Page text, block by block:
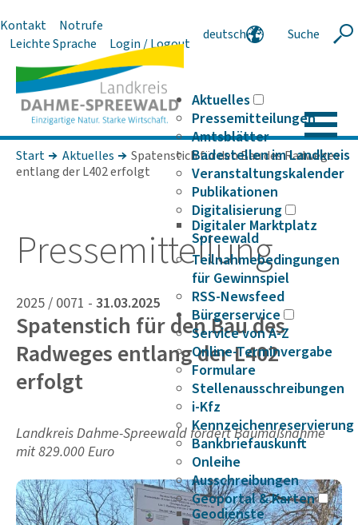
Kontakt
Notrufe
Leichte Sprache
Login / Logout
deutsch
Suche
Aktuelles
Pressemitteilungen
Amtsblätter
Badestellen im Landkreis
Veranstaltungskalender
Publikationen
Digitalisierung
Digitaler Marktplatz
Spreewald
Teilnahmebedingungen
für Gewinnspiel
RSS-Newsfeed
Bürgerservice
Service von A-Z
Online-Terminvergabe
Formulare
Stellenausschreibungen
i-Kfz
Kennzeichenreservierung
Bankbriefauskunft
Onleihe
Ausschreibungen
Geoportal & Karten
Geodienste
Start Aktuelles
Spatenstich für den Bau des Radweges
entlang der L402 erfolgt
Pres­se­mit­tei­lung
2025 / 0071 - 31.03.2025
Spatenstich für den Bau des
Radweges entlang der L402
erfolgt
Landkreis Dahme-Spreewald fördert Baumaßnahme
mit 829.000 Euro